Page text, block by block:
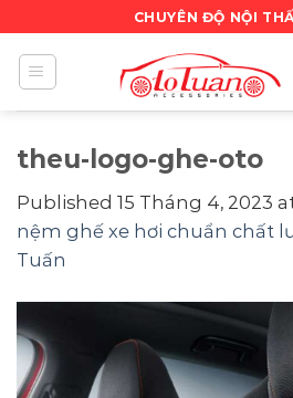
content
CHUYÊN ĐỘ NỘI
theu-logo-ghe-oto
Published 15 Tháng 4, 2023
nệm ghế xe hơi chuẩn chất
Tuấn